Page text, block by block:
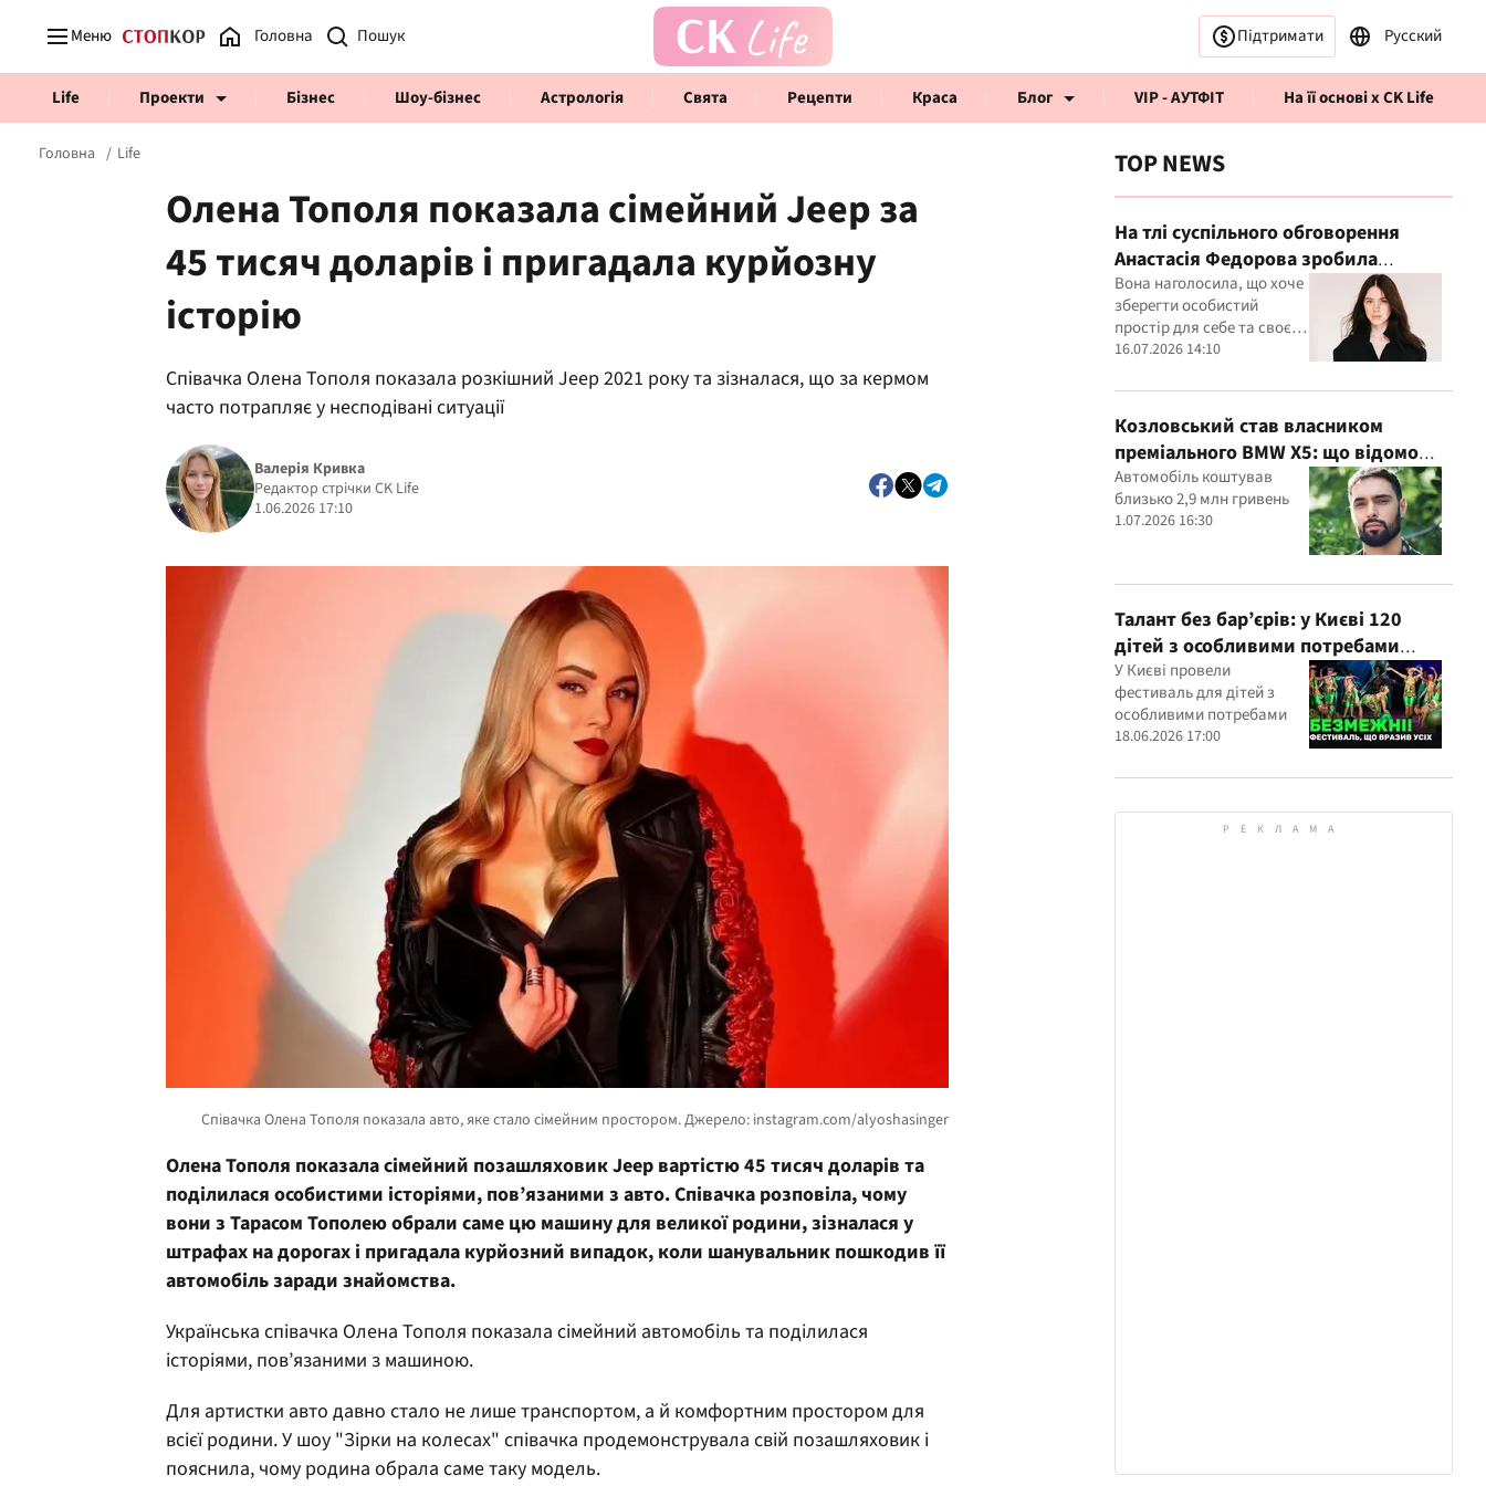
Меню Головна Підтримати Русский
Life Проекти Бізнес Шоу-бізнес Астрологія Свята Рецепти Краса Блог VIP - АУТФІТ На її основі x CK Life
ВІДВЕРТІ Говорять інфлюенсери
Головна Life
Олена Тополя показала сімейний Jeep за
45 тисяч доларів і пригадала курйозну
історію
Співачка Олена Тополя показала розкішний Jeep 2021 року та зізналася, що за кермом
часто потрапляє у несподівані ситуації
Валерія Кривка
Редактор стрічки CK Life
1.06.2026 17:10
Олена Тополя показала сімейний позашляховик Jeep вартістю 45 тисяч доларів та
поділилася особистими історіями, пов’язаними з авто. Співачка розповіла, чому
вони з Тарасом Тополею обрали саме цю машину для великої родини, зізналася у
штрафах на дорогах і пригадала курйозний випадок, коли шанувальник пошкодив її
автомобіль заради знайомства.
Українська співачка Олена Тополя показала сімейний автомобіль та поділилася
історіями, пов’язаними з машиною.
Для артистки авто давно стало не лише транспортом, а й комфортним простором для
всієї родини. У шоу "Зірки на колесах" співачка продемонструвала свій позашляховик і
пояснила, чому родина обрала саме таку модель.
TOP NEWS
На тлі суспільного обговорення
Анастасія Федорова зробила
публічну заяву
Вона наголосила, що хоче
зберегти особистий
простір для себе та своєї
дитини
16.07.2026 14:10
Козловський став власником
преміального BMW X5: що відомо
про покупку
Автомобіль коштував
близько 2,9 млн гривень
1.07.2026 16:30
Талант без бар’єрів: у Києві 120
дітей з особливими потребами
виступили на всеукраїнському
фестивалі
У Києві провели
фестиваль для дітей з
особливими потребами
18.06.2026 17:00